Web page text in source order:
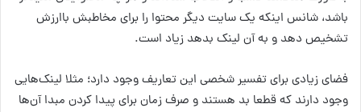
باشد، شانس اینکه یک سایت دیگر محتوا را برای مخاطبش باارزش
تشخیص دهد و به آن لینک بدهد زیاد است.
فضای زیادی برای تفسیر شخصی این تعاریف وجود دارد؛ مثلا لینک‌هایی
وجود دارند که قطعا بد هستند و صرف زمان برای پیدا کردن مبدا آن‌ها